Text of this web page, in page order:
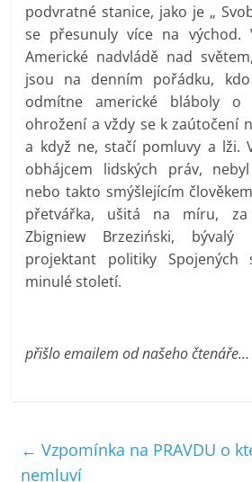
podvratné stanice, jako je „
se přesunuly více na východ.
Americké nadvládě nad
jsou na denním pořádku,
odmítne americké bláboly
ohrožení a vždy se k zaútočení
a když ne, stačí pomluvy a lži.
obhájcem lidských práv,
nebo takto smýšlejícím
přetvářka, ušitá na míru,
Zbigniew Brzeziński,
projektant politiky
minulé století.
přišlo emailem od našeho čtenáře…
← Vzpomínka na PRAVDU o
nemluví